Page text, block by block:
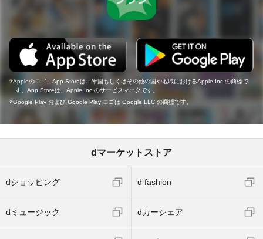
Appleのロゴ、App Storeは、米国もしくはその他の国や地域におけるApple Inc.の商標で
す。App Storeは、Apple Inc.のサービスマークです。
Google Play および Google Play ロゴは Google LLC の商標です。
dマーケットストア
dショッピング d fashion
dミュージック dカーシェア